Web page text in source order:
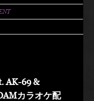
AK-69 &
カラオケ配